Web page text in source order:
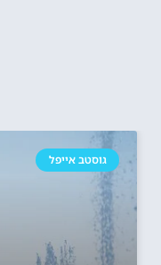
גוסטב אייפל